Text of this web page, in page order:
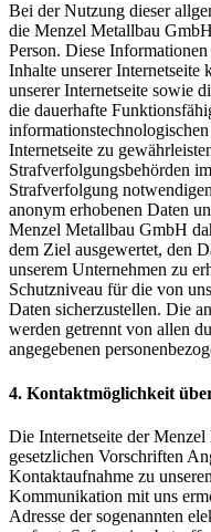
Bei der Nutzung dieser
die Menzel Metallbau
Person. Diese
Inhalte unserer
unserer Internetseite sowie
die dauerhafte
Internetseite zu
Strafverfolgungsbehörden
Strafverfolgung
anonym erhobenen Daten
Menzel Metallbau GmbH
dem Ziel ausgewertet, den
unserem Unternehmen zu
Schutzniveau für die von
Daten sicherzustellen. Die
werden getrennt von allen
angegebenen
4. Kontaktmöglichkeit
Die Internetseite der
gesetzlichen Vorschriften
Kontaktaufnahme zu
Kommunikation mit uns
Adresse der sogenannten